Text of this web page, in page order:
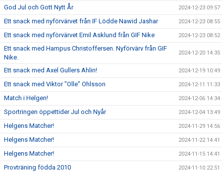
God Jul och Gott Nytt År 2024-12-23 09:57
Ett snack med nyförvärvet från IF Lödde Nawid Jashar 2024-12-23 08:55
Ett snack med nyförvärvet Emil Asklund från GIF Nike 2024-12-23 08:52
Ett snack med Hampus Christoffersen. Nyförvärv från GIF
Nike.
2024-12-20 14:35
Ett snack med Axel Gullers Ahlin! 2024-12-19 10:49
Ett snack med Viktor "Olle" Ohlsson 2024-12-11 11:33
Match i Helgen! 2024-12-06 14:34
Sportringen öppettider Jul och Nyår 2024-12-04 13:49
Helgens Matcher! 2024-11-29 14:56
Helgens Matcher! 2024-11-22 14:41
Helgens Matcher! 2024-11-15 14:41
Provträning födda 2010 2024-11-10 22:51